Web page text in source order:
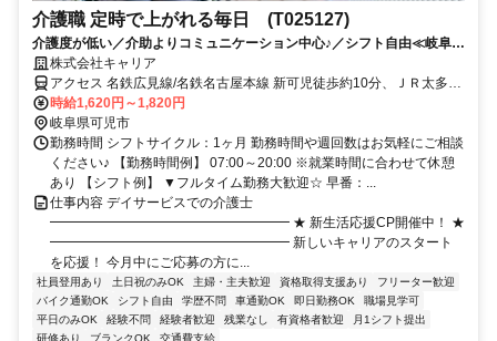
介護職 定時で上がれる毎日 (T025127)
介護度が低い／介助よりコミュニケーション中心♪／シフト自由≪岐阜県
可児市周辺≫
株式会社キャリア
アクセス 名鉄広見線/名鉄名古屋本線 新可児徒歩約10分、ＪＲ太多線
可児徒歩約10分、名鉄広見線/名鉄名古屋本線 日本ライン今渡犬山・
名古屋方面出入口徒歩約33分
時給1,620円～1,820円
岐阜県可児市
勤務時間 シフトサイクル：1ヶ月 勤務時間や週回数はお気軽にご相談
ください♪ 【勤務時間例】 07:00～20:00 ※就業時間に合わせて休憩
あり 【シフト例】 ▼フルタイム勤務大歓迎☆ 早番：...
仕事内容 デイサービスでの介護士
━━━━━━━━━━━━━━━━━━ ★ 新生活応援CP開催中！ ★
━━━━━━━━━━━━━━━━━━ 新しいキャリアのスタート
を応援！ 今月中にご応募の方に...
社員登用あり 土日祝のみOK 主婦・主夫歓迎 資格取得支援あり
フリーター歓迎
バイク通勤OK
シフト自由 学歴不問 車通勤OK 即日勤務OK
職場見学可
平日のみOK
経験不問 経験者歓迎 残業なし 有資格者歓迎
月1シフト提出
研修あり
ブランクOK 交通費支給